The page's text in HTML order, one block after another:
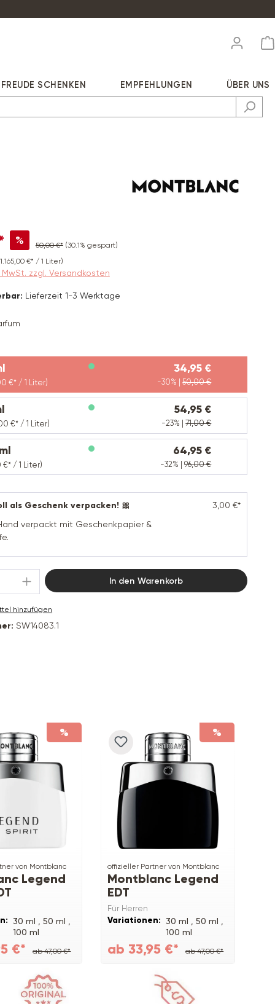
FREUDE SCHENKEN EMPFEHLUNGEN ÜBER UNS
% 50,00 €* (30.1% gespart)
€* / 1 Liter)
MwSt. zzgl. Versandkosten
Lieferzeit 1-3 Werktage
€* / 1 Liter)
34,95 €
-30% |50,00 €
€* / 1 Liter)
54,95 €
-23% |71,00 €
€* / 1 Liter)
64,95 €
-32% |96,00 €
als Geschenk verpacken! 🎀
verpackt mit Geschenkpapier &
3,00 €*
Anzahl: Gib den gewünschten Wert ein
In den Warenkorb
hinzufügen
SW14083.1
%
von Montblanc
Legend
30 ml ,50 ml ,
100 ml
€* ab 47,00 €*
%
offizieller Partner von Montblanc
Montblanc Legend
EDT
Für Herren
Variationen: 30 ml ,50 ml ,
100 ml
ab 33,95 €* ab 47,00 €*